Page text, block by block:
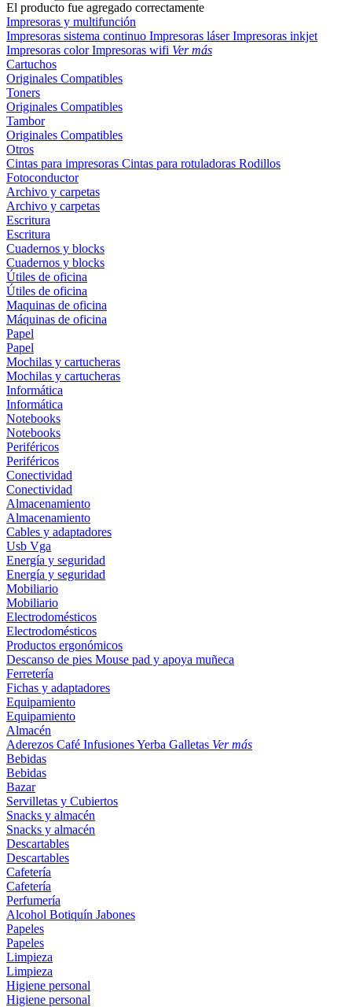
El producto fue agregado correctamente
Impresoras y multifunción
Impresoras sistema continuo Impresoras láserImpresoras inkjet
Impresoras colorImpresoras wifi Ver más
Cartuchos
Originales Compatibles
Toners
Originales Compatibles
Tambor
Originales Compatibles
Otros
Cintas para impresoras Cintas para rotuladoras Rodillos
Fotoconductor
Archivo y carpetas
Archivo y carpetas
Escritura
Escritura
Cuadernos y blocks
Cuadernos y blocks
Útiles de oficina
Útiles de oficina
Maquinas de oficina
Máquinas de oficina
Papel
Papel
Mochilas y cartucheras
Mochilas y cartucheras
Informática
Informática
Notebooks
Notebooks
Periféricos
Periféricos
Conectividad
Conectividad
Almacenamiento
Almacenamiento
Cables y adaptadores
Usb Vga
Energía y seguridad
Energía y seguridad
Mobiliario
Mobiliario
Electrodomésticos
Electrodomésticos
Productos ergonómicos
Descanso de pies Mouse pad y apoya muñeca
Ferretería
Fichas y adaptadores
Equipamiento
Equipamiento
Almacén
Aderezos Café InfusionesYerba Galletas Ver más
Bebidas
Bebidas
Bazar
Servilletas y Cubiertos
Snacks y almacén
Snacks y almacén
Descartables
Descartables
Cafetería
Cafetería
Perfumería
Alcohol Botiquín Jabones
Papeles
Papeles
Limpieza
Limpieza
Higiene personal
Higiene personal